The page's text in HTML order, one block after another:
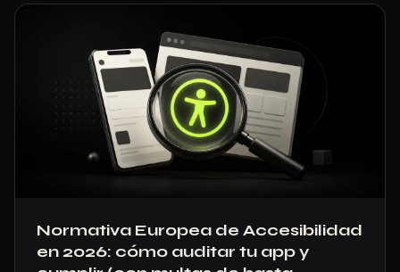
Normativa Europea de Accesibilidad
en 2026: cómo auditar tu app y